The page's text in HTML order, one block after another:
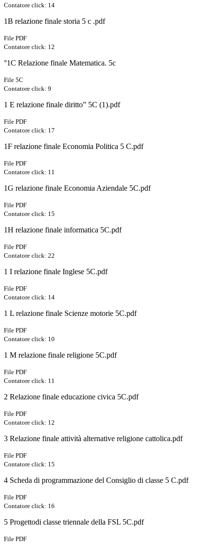
Contatore click: 14
1B relazione finale storia 5 c .pdf
File PDF
Contatore click: 12
°1C Relazione finale Matematica. 5c
File 5C
Contatore click: 9
1 E relazione finale diritto” 5C (1).pdf
File PDF
Contatore click: 17
1F relazione finale Economia Politica 5 C.pdf
File PDF
Contatore click: 11
1G relazione finale Economia Aziendale 5C.pdf
File PDF
Contatore click: 15
1H relazione finale informatica 5C.pdf
File PDF
Contatore click: 22
1 I relazione finale Inglese 5C.pdf
File PDF
Contatore click: 14
1 L relazione finale Scienze motorie 5C.pdf
File PDF
Contatore click: 10
1 M relazione finale religione 5C.pdf
File PDF
Contatore click: 11
2 Relazione finale educazione civica 5C.pdf
File PDF
Contatore click: 12
3 Relazione finale attività alternative religione cattolica.pdf
File PDF
Contatore click: 15
4 Scheda di programmazione del Consiglio di classe 5 C.pdf
File PDF
Contatore click: 16
5 Progettodi classe triennale della FSL 5C.pdf
File PDF